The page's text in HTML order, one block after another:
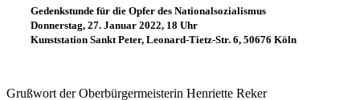
Gedenkstunde für die Opfer des Nationalsozialismus
Donnerstag, 27. Januar 2022, 18 Uhr
Kunststation Sankt Peter, Leonard-Tietz-Str. 6, 50676 Köln
Grußwort der Oberbürgermeisterin Henriette Reker